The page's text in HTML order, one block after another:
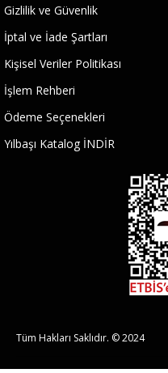
Gizlilik ve Güvenlik
İptal ve İade Şartları
Kişisel Veriler Politikası
İşlem Rehberi
Ödeme Seçenekleri
Yılbaşı Katalog İNDİR
Tüm Hakları Saklıdır. © 2024